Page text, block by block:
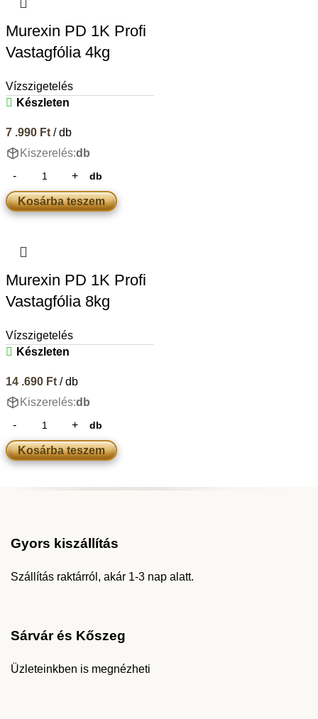
Murexin PD 1K Profi
Vastagfólia 4kg
Vízszigetelés
Készleten
7 .990 Ft/ db
Kiszerelés:db
db
Kosárba teszem
Murexin PD 1K Profi
Vastagfólia 8kg
Vízszigetelés
Készleten
14 .690 Ft/ db
Kiszerelés:db
db
Kosárba teszem
Gyors kiszállítás
Szállítás raktárról, akár 1-3 nap alatt.
Sárvár és Kőszeg
Üzleteinkben is megnézheti